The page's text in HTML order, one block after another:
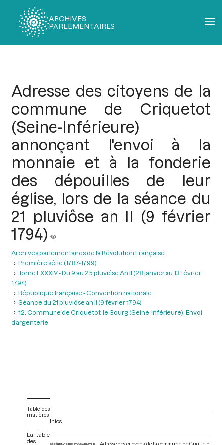
ARCHIVES
PARLEMENTAIRES
Adresse des citoyens de la
commune de Criquetot
(Seine-Inférieure)
annonçant l'envoi à la
monnaie et à la fonderie
des dépouilles de leur
église, lors de la séance du
21 pluviôse an II (9 février
1794)
Archives parlementaires de la Révolution Française
Première série (1787-1799)
Tome LXXXIV - Du 9 au 25 pluviôse An II (28 janvier au 13 février
1794)
République française - Convention nationale
Séance du 21 pluviôse an II (9 février 1794)
12. Commune de Criquetot-le-Bourg (Seine-Inférieure). Envoi
d’argenterie
Table des
matières
La table
des
Infos
RÉFÉRENCE BIBLIOGRAPHIQUE
Adresse des citoyens de la commune de Criquetot